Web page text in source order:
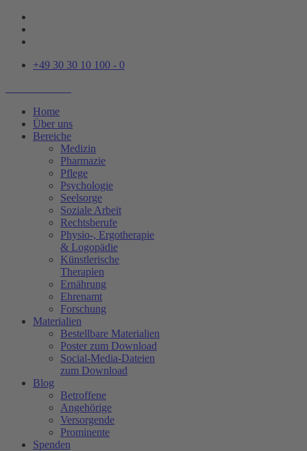
+49 30 30 10 100 - 0
Home
Über uns
Bereiche
Medizin
Pharmazie
Pflege
Psychologie
Seelsorge
Soziale Arbeit
Rechtsberufe
Physio-, Ergotherapie
& Logopädie
Künstlerische
Therapien
Ernährung
Ehrenamt
Forschung
Materialien
Bestellbare Materialien
Poster zum Download
Social-Media-Dateien
zum Download
Blog
Betroffene
Angehörige
Versorgende
Prominente
Spenden